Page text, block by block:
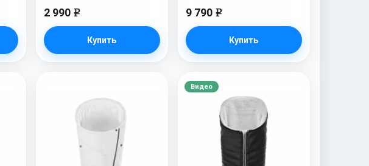
2 990 e
Купить
9 790 e
Купить
Видео